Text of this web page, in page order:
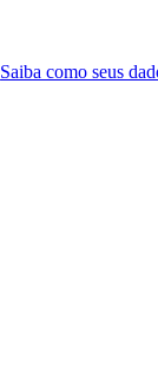
Saiba como seus